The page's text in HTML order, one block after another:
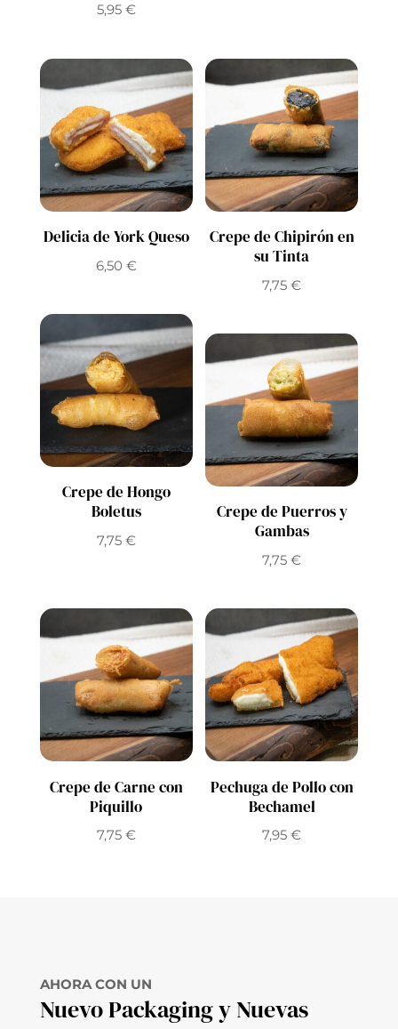
5,95 €
Delicia de York Queso
6,50 €
Crepe de Chipirón en
su Tinta
7,75€
Crepe de Hongo
Boletus
7,75 €
Crepe de Puerros y
Gambas
7,75€
Crepe de Carne con
Piquillo
7,75 €
Pechuga de Pollo con
Bechamel
7,95€
AHORA CON UN
Nuevo Packaging y Nuevas